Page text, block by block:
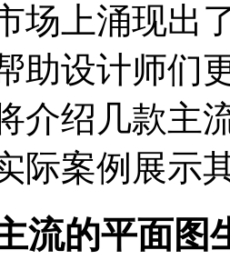
场上涌现出
助设计师们
介绍几款主
际案例展示
流的平面图